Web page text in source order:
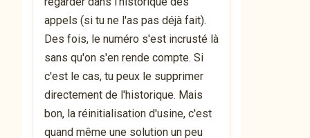
appels (si tu ne l'as pas déjà fait).
Des fois, le numéro s'est incrusté là
sans qu'on s'en rende compte. Si
c'est le cas, tu peux le supprimer
directement de l'historique. Mais
bon, la réinitialisation d'usine, c'est
quand même une solution un peu